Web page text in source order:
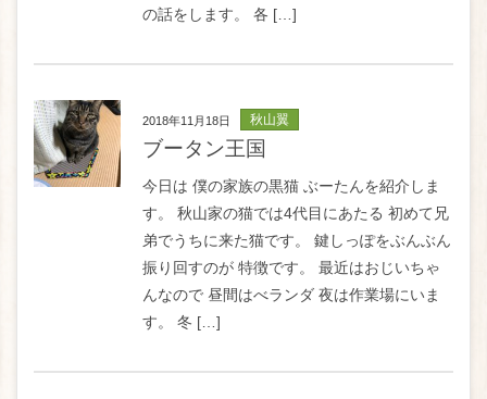
の話をします。 各 […]
2018年11月18日 秋山翼
ブータン王国
今日は 僕の家族の黒猫 ぶーたんを紹介しま
す。 秋山家の猫では4代目にあたる 初めて兄
弟でうちに来た猫です。 鍵しっぽをぶんぶん
振り回すのが 特徴です。 最近はおじいちゃ
んなので 昼間はべランダ 夜は作業場にいま
す。 冬 […]